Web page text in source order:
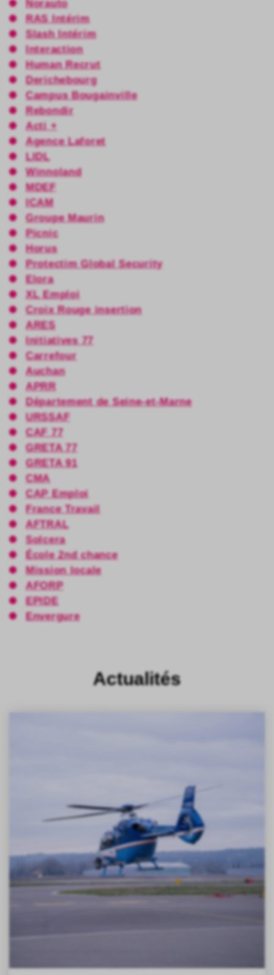
Norauto
RAS Intérim
Slash Intérim
Interaction
Human Recrut
Derichebourg
Campus Bougainville
Rebondir
Acti +
Agence Laforet
LIDL
Winnoland
MDEF
ICAM
Groupe Maurin
Picnic
Horus
Protectim Global Security
Elora
XL Emploi
Croix Rouge insertion
ARES
Initiatives 77
Carrefour
Auchan
APRR
Département de Seine-et-Marne
URSSAF
CAF 77
GRETA 77
GRETA 91
CMA
CAP Emploi
France Travail
AFTRAL
Solcera
École 2nd chance
Mission locale
AFORP
EPIDE
Envergure
Actualités